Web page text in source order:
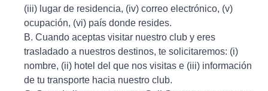
(iii) lugar de residencia, (iv) correo electrónico, (v)
ocupación, (vi) país donde resides.
B. Cuando aceptas visitar nuestro club y eres
trasladado a nuestros destinos, te solicitaremos: (i)
nombre, (ii) hotel del que nos visitas e (iii) información
de tu transporte hacia nuestro club.